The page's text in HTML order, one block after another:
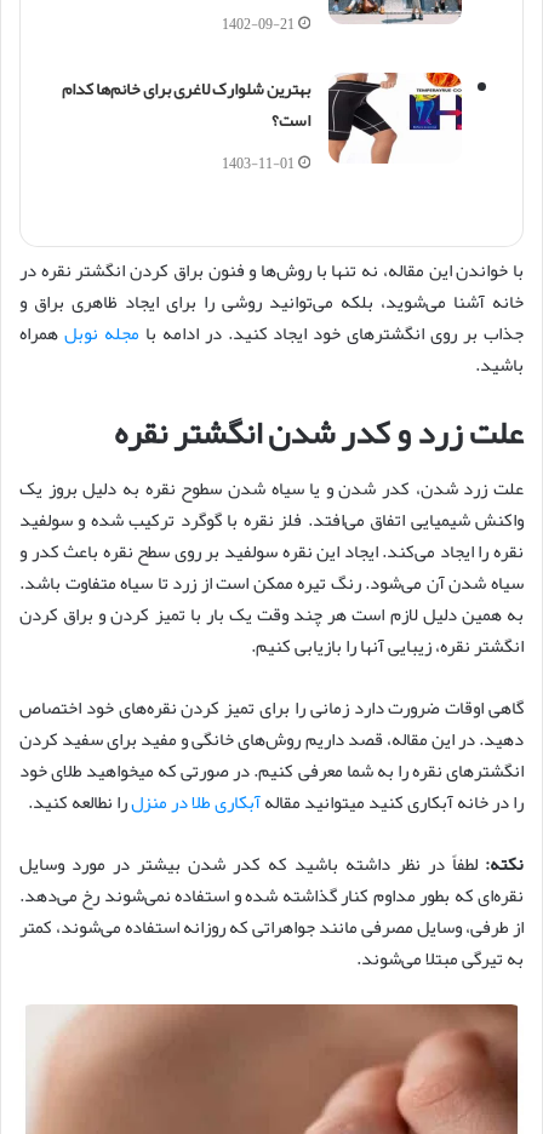
1402-09-21
بهترین شلوارک لاغری برای خانم‌ها کدام
است؟
1403-11-01
با خواندن این مقاله، نه تنها با روش‌ها و فنون براق کردن انگشتر نقره در
خانه آشنا می‌شوید، بلکه می‌توانید روشی را برای ایجاد ظاهری براق و
جذاب بر روی انگشترهای خود ایجاد کنید. در ادامه با مجله نوبلهمراه
باشید.
علت زرد و کدر شدن انگشتر نقره
علت زرد شدن، کدر شدن و یا سیاه شدن سطوح نقره به دلیل بروز یک
واکنش شیمیایی اتفاق می‌افتد. فلز نقره با گوگرد ترکیب شده و سولفید
نقره را ایجاد می‌کند. ایجاد این نقره سولفید بر روی سطح نقره باعث کدر و
سیاه شدن آن می‌شود. رنگ تیره ممکن است از زرد تا سیاه متفاوت باشد.
به همین دلیل لازم است هر چند وقت یک بار با تمیز کردن و براق کردن
انگشتر نقره، زیبایی آنها را بازیابی کنیم.
گاهی اوقات ضرورت دارد زمانی را برای تمیز کردن نقره‌های خود اختصاص
دهید. در این مقاله، قصد داریم روش‌های خانگی و مفید برای سفید کردن
انگشترهای نقره را به شما معرفی کنیم. در صورتی که میخواهید طلای خود
را در خانه آبکاری کنید میتوانید مقالهآبکاری طلا در منزلرا نطالعه کنید.
نکته: لطفاً در نظر داشته باشید که کدر شدن بیشتر در مورد وسایل
نقره‌ای که بطور مداوم کنار گذاشته شده و استفاده نمی‌شوند رخ می‌دهد.
از طرفی، وسایل مصرفی مانند جواهراتی که روزانه استفاده می‌شوند، کمتر
به تیرگی مبتلا می‌شوند.